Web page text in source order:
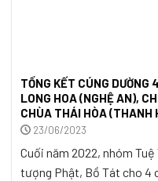
TỔNG KẾT CÚNG
LONG HOA (NGHỆ AN),
CHÙA THÁI HÒA (THANH
23/06/2023
Cuối năm 2022, nhóm
tượng Phật, Bồ Tát cho 4